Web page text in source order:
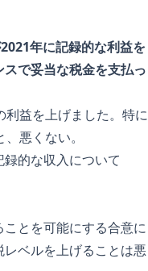
年に記録的な利益を
で妥当な税金を支払っ
利益を上げました。特に
悪くない。
的な収入について
とを可能にする合意に
ベルを上げることは悪